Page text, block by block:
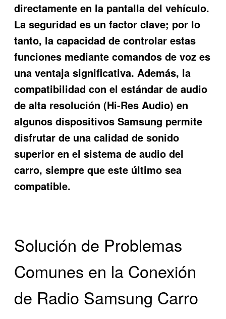
directamente en la pantalla del vehículo.
La seguridad es un factor clave; por lo
tanto, la capacidad de controlar estas
funciones mediante comandos de voz es
una ventaja significativa. Además, la
compatibilidad con el estándar de audio
de alta resolución (Hi-Res Audio) en
algunos dispositivos Samsung permite
disfrutar de una calidad de sonido
superior en el sistema de audio del
carro, siempre que este último sea
compatible.
Solución de Problemas
Comunes en la Conexión
de Radio Samsung Carro